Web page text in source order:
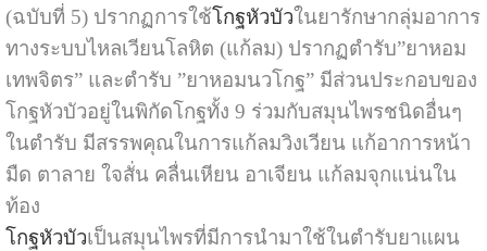
(ฉบับที่ 5) ปรากฏการใช้โกฐหัวบัวในยารักษากลุ่มอาการ
ทางระบบไหลเวียนโลหิต (แก้ลม) ปรากฏตำรับ”ยาหอม
เทพจิตร” และตำรับ ”ยาหอมนวโกฐ” มีส่วนประกอบของ
โกฐหัวบัวอยู่ในพิกัดโกฐทั้ง 9 ร่วมกับสมุนไพรชนิดอื่นๆ
ในตำรับ มีสรรพคุณในการแก้ลมวิงเวียน แก้อาการหน้า
มืด ตาลาย ใจสั่น คลื่นเหียน อาเจียน แก้ลมจุกแน่นใน
ท้อง
โกฐหัวบัวเป็นสมุนไพรที่มีการนำมาใช้ในตำรับยาแผน